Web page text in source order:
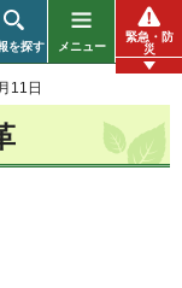
を探す メニュー
緊急・防
災
11日